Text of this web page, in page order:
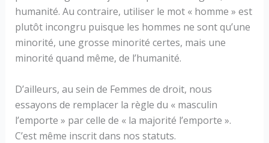
humanité. Au contraire, utiliser le mot « homme » est
plutôt incongru puisque les hommes ne sont qu’une
minorité, une grosse minorité certes, mais une
minorité quand même, de l’humanité.
D’ailleurs, au sein de Femmes de droit, nous
essayons de remplacer la règle du « masculin
l’emporte » par celle de « la majorité l’emporte ».
C’est même inscrit dans nos statuts.